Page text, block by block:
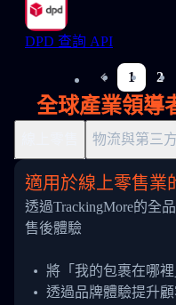
DPD 查詢 API
1 2
全球產業領導
物流與第三
適用於線上零售業
透過TrackingMore的全
售後體驗
將「我的包裹在哪
透過品牌體驗提升